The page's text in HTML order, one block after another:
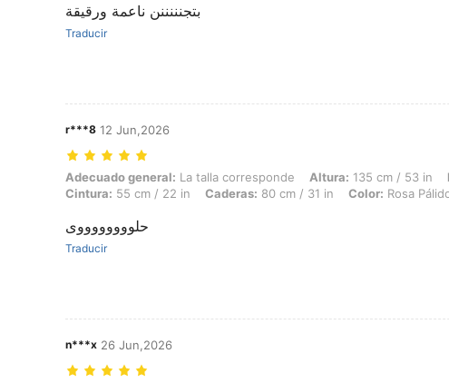
بتجنننننن ناعمة ورقيقة
Traducir
r***8 12 Jun,2026
Adecuado general: La talla corresponde, Altura: 135 cm / 53 in, Peso: 35
Adecuado general: La talla corresponde Altura: 135 cm / 53 in
Cintura: 55 cm / 22 in Caderas: 80 cm / 31 in Color: Rosa
حلووووووووى
Traducir
n***x 26 Jun,2026